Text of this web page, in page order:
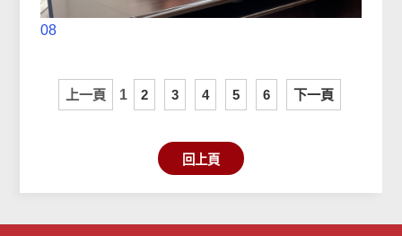
08
上一頁 1 2 3 4 5 6 下一頁
回上頁